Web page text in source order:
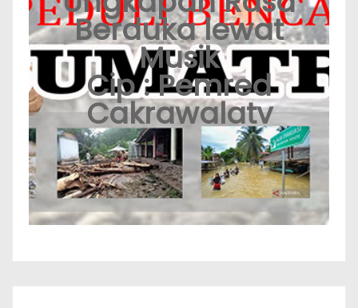
Berduka lewat
Musik
Cip : Pemred
Cakrawalatv